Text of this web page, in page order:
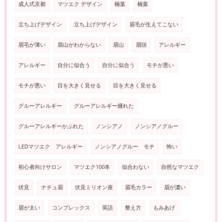
成人式京都 マツエク デザイン 楠葉 楠葉
立ち上げデザイン 立ち上げデザイン 眉毛が生えてこない
眉毛が薄い 眉山がわからない 眉山 眉頭 アレルギー
アレルギー 自分に似合う 自分に似合う モチが悪い
モチが悪い 目を大きく見せる 目を大きく見せる
グルーアレルギー グルーアレルギー腫れた
グルーアレルギーかぶれた ノンシアノ ノンシアノグルー
LEDマツエク アレルギー ノンシアノグルー モチ 怖い
初心者向けサロン マツエク100本 似合わない 自然なマツエク
伏見 ナチュ眉 伏見ミリオン座 眉毛カラー 眉が濃い
眉が太い コンプレックス 英語 整え方 もみあげ